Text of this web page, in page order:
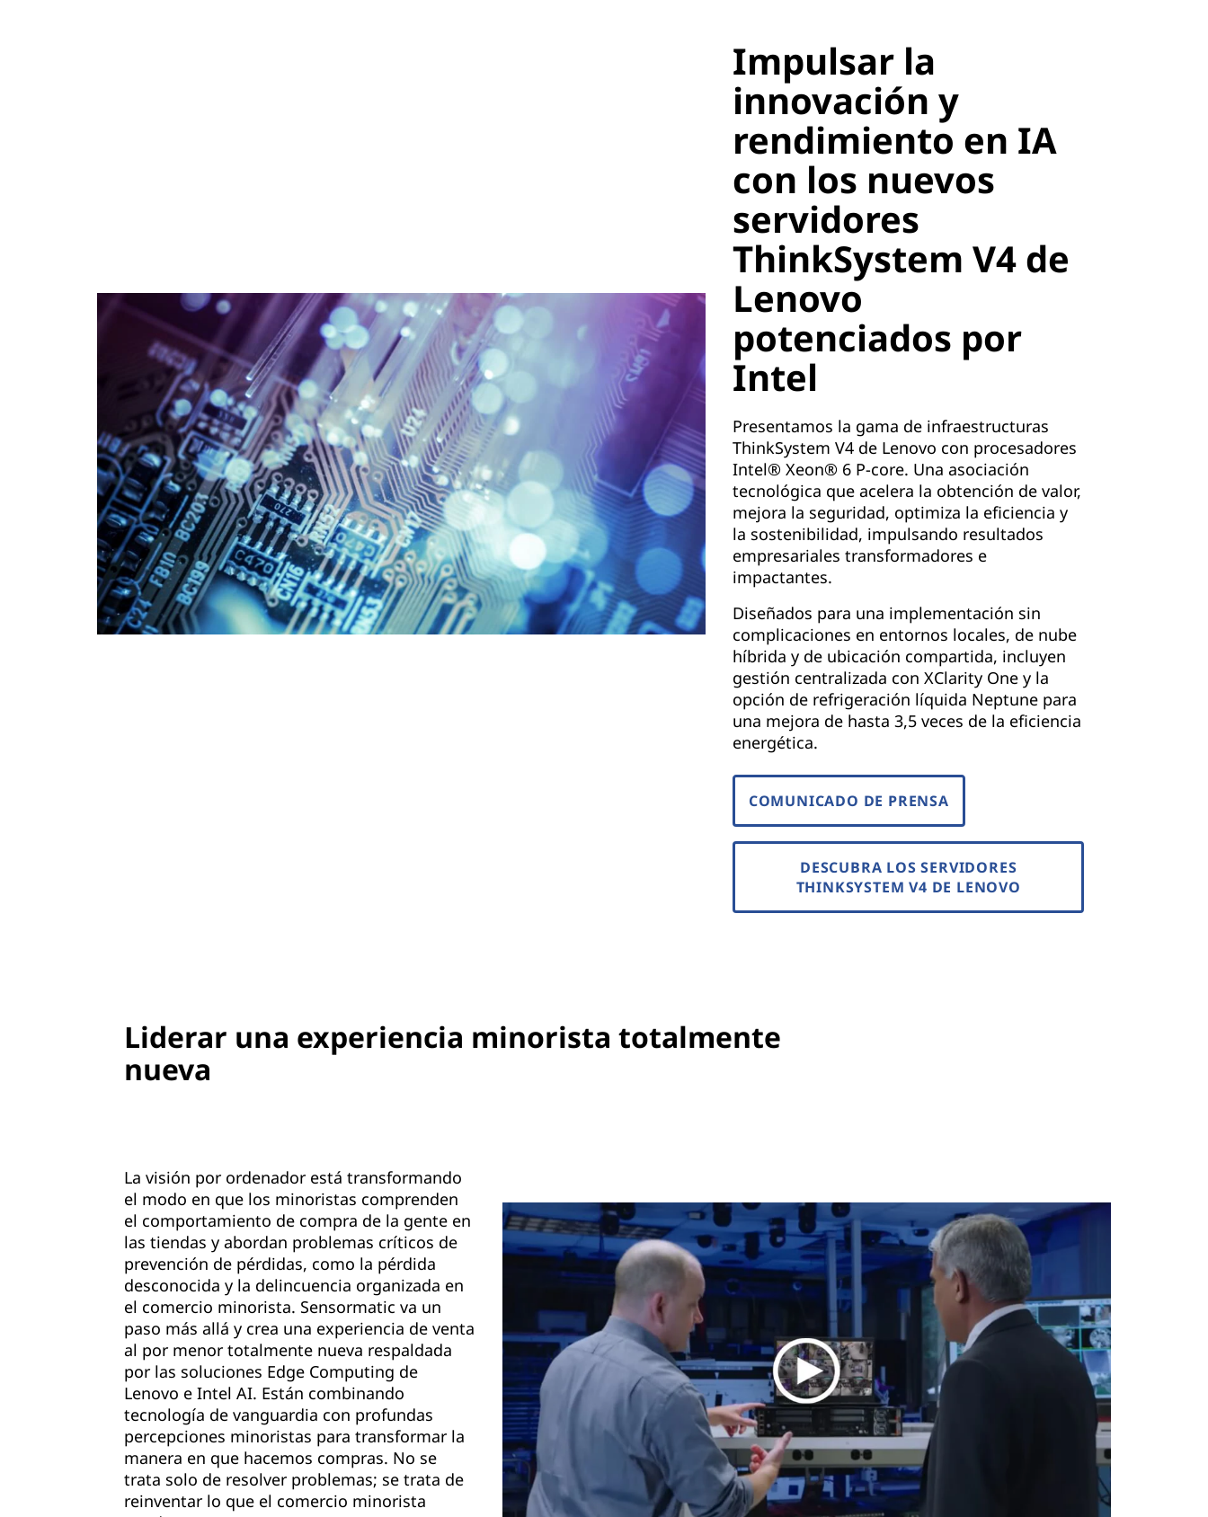
Impulsar la
innovación y
rendimiento en IA
con los nuevos
servidores
ThinkSystem V4 de
Lenovo
potenciados por
Intel
Presentamos la gama de infraestructuras
ThinkSystem V4 de Lenovo con procesadores
Intel® Xeon® 6 P-core. Una asociación
tecnológica que acelera la obtención de valor,
mejora la seguridad, optimiza la eficiencia y
la sostenibilidad, impulsando resultados
empresariales transformadores e
impactantes.
Diseñados para una implementación sin
complicaciones en entornos locales, de nube
híbrida y de ubicación compartida, incluyen
gestión centralizada con XClarity One y la
opción de refrigeración líquida Neptune para
una mejora de hasta 3,5 veces de la eficiencia
energética.
COMUNICADO DE PRENSA
DESCUBRA LOS SERVIDORES
THINKSYSTEM V4 DE LENOVO
Liderar una experiencia minorista totalmente
nueva
La visión por ordenador está transformando
el modo en que los minoristas comprenden
el comportamiento de compra de la gente en
las tiendas y abordan problemas críticos de
prevención de pérdidas, como la pérdida
desconocida y la delincuencia organizada en
el comercio minorista. Sensormatic va un
paso más allá y crea una experiencia de venta
al por menor totalmente nueva respaldada
por las soluciones Edge Computing de
Lenovo e Intel AI. Están combinando
tecnología de vanguardia con profundas
percepciones minoristas para transformar la
manera en que hacemos compras. No se
trata solo de resolver problemas; se trata de
reinventar lo que el comercio minorista